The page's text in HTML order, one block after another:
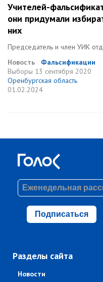
Учителей-
они придумали
них
Председатель и член УИК
Новость
Фальсификации
Выборы 13 сентября 2020
Оренбургская область
01.02.2024
Подписаться
Разделы сайта
Новости